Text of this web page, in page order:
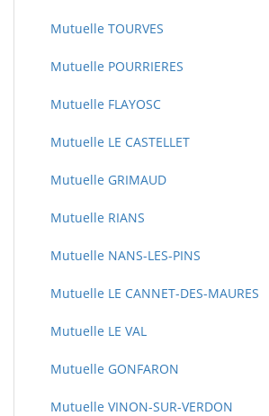
Mutuelle TOURVES
Mutuelle POURRIERES
Mutuelle FLAYOSC
Mutuelle LE CASTELLET
Mutuelle GRIMAUD
Mutuelle RIANS
Mutuelle NANS-LES-PINS
Mutuelle LE CANNET-DES-MAURES
Mutuelle LE VAL
Mutuelle GONFARON
Mutuelle VINON-SUR-VERDON